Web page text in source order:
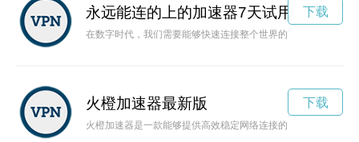
永远能连的上的加速器7天试用
在数字时代，我们需要能够快速连接整个世界的加速器，让信
下载
火橙加速器最新版
火橙加速器是一款能够提供高效稳定网络连接的工具。无论是
下载